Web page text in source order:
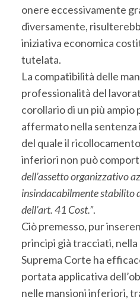
onere eccessivamente
diversamente,
iniziativa economica
tutelata.
La compatibilità delle
professionalità del
corollario di un più ampio
affermato nella sentenza
del quale il
inferiori non può
dell’assetto organizzativo
insindacabilmente stabilito
dell’art. 41 Cost.”.
Ciò premesso, pur
principi già tracciati, nella
Suprema Corte ha
portata applicativa
nelle mansioni inferiori,